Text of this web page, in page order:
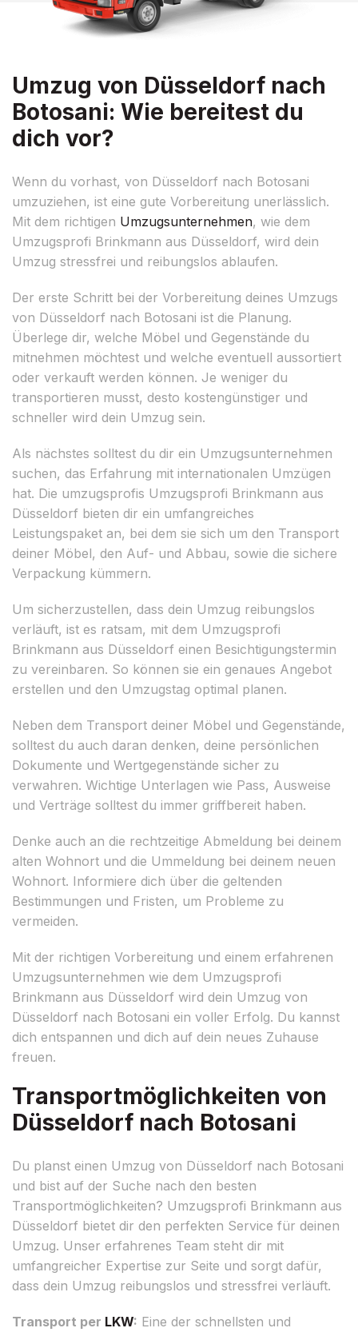
Umzug von Düsseldorf nach
Botosani: Wie bereitest du
dich vor?
Wenn du vorhast, von Düsseldorf nach Botosani
umzuziehen, ist eine gute Vorbereitung unerlässlich.
Mit dem richtigen Umzugsunternehmen, wie dem
Umzugsprofi Brinkmann aus Düsseldorf, wird dein
Umzug stressfrei und reibungslos ablaufen.
Der erste Schritt bei der Vorbereitung deines Umzugs
von Düsseldorf nach Botosani ist die Planung.
Überlege dir, welche Möbel und Gegenstände du
mitnehmen möchtest und welche eventuell aussortiert
oder verkauft werden können. Je weniger du
transportieren musst, desto kostengünstiger und
schneller wird dein Umzug sein.
Als nächstes solltest du dir ein Umzugsunternehmen
suchen, das Erfahrung mit internationalen Umzügen
hat. Die umzugsprofis Umzugsprofi Brinkmann aus
Düsseldorf bieten dir ein umfangreiches
Leistungspaket an, bei dem sie sich um den Transport
deiner Möbel, den Auf- und Abbau, sowie die sichere
Verpackung kümmern.
Um sicherzustellen, dass dein Umzug reibungslos
verläuft, ist es ratsam, mit dem Umzugsprofi
Brinkmann aus Düsseldorf einen Besichtigungstermin
zu vereinbaren. So können sie ein genaues Angebot
erstellen und den Umzugstag optimal planen.
Neben dem Transport deiner Möbel und Gegenstände,
solltest du auch daran denken, deine persönlichen
Dokumente und Wertgegenstände sicher zu
verwahren. Wichtige Unterlagen wie Pass, Ausweise
und Verträge solltest du immer griffbereit haben.
Denke auch an die rechtzeitige Abmeldung bei deinem
alten Wohnort und die Ummeldung bei deinem neuen
Wohnort. Informiere dich über die geltenden
Bestimmungen und Fristen, um Probleme zu
vermeiden.
Mit der richtigen Vorbereitung und einem erfahrenen
Umzugsunternehmen wie dem Umzugsprofi
Brinkmann aus Düsseldorf wird dein Umzug von
Düsseldorf nach Botosani ein voller Erfolg. Du kannst
dich entspannen und dich auf dein neues Zuhause
freuen.
Transportmöglichkeiten von
Düsseldorf nach Botosani
Du planst einen Umzug von Düsseldorf nach Botosani
und bist auf der Suche nach den besten
Transportmöglichkeiten? Umzugsprofi Brinkmann aus
Düsseldorf bietet dir den perfekten Service für deinen
Umzug. Unser erfahrenes Team steht dir mit
umfangreicher Expertise zur Seite und sorgt dafür,
dass dein Umzug reibungslos und stressfrei verläuft.
Transport per LKW: Eine der schnellsten und